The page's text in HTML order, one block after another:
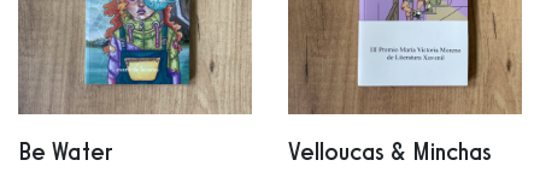
Be Water Velloucas & Minchas